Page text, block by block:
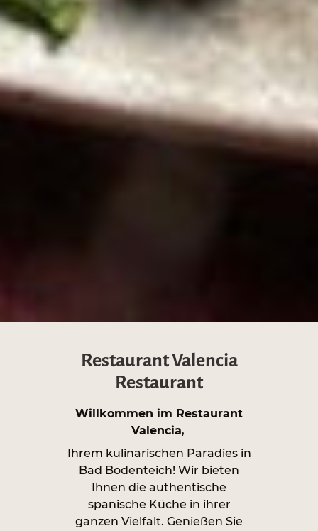
Restaurant Valencia
Restaurant
Willkommen im Restaurant
Valencia,
Ihrem kulinarischen Paradies in
Bad Bodenteich! Wir bieten
Ihnen die authentische
spanische Küche in ihrer
ganzen Vielfalt. Genießen Sie